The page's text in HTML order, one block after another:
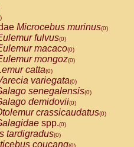
Microcebus murinus(0)
fulvus(0)
macaco(0)
mongoz(0)
catta(0)
variegata(0)
senegalensis(0)
demidovii(0)
crassicaudatus(0)
spp.(0)
tardigradus(0)
coucang(0)